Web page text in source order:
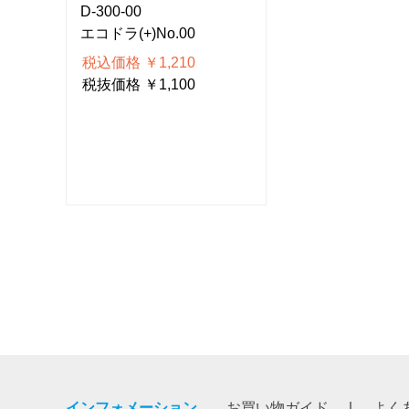
D-300-00
エコドラ(+)No.00
税込価格 ￥1,210
税抜価格 ￥1,100